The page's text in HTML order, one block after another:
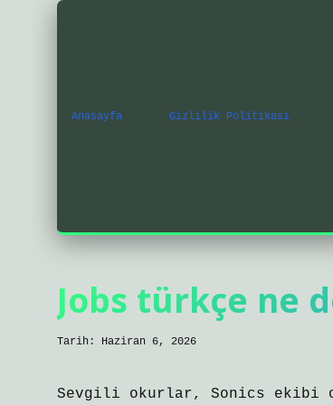
Anasayfa Gizlilik Politikası
Jobs türkçe ne
Tarih: Haziran 6, 2026
Sevgili okurlar, Sonics ekibi